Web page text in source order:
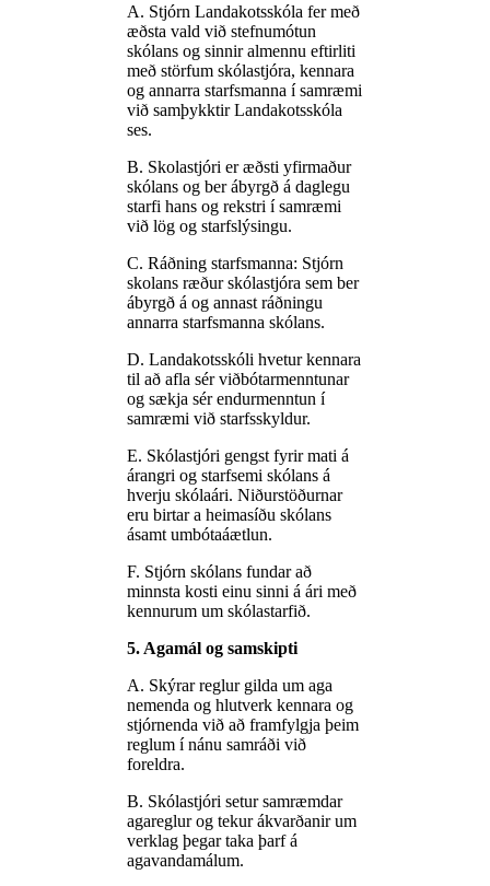
A. Stjórn Landakotsskóla fer með
æðsta vald við stefnumótun
skólans og sinnir almennu eftirliti
með störfum skólastjóra, kennara
og annarra starfsmanna í samræmi
við samþykktir Landakotsskóla
ses.
B. Skolastjóri er æðsti yfirmaður
skólans og ber ábyrgð á daglegu
starfi hans og rekstri í samræmi
við lög og starfslýsingu.
C. Ráðning starfsmanna: Stjórn
skolans ræður skólastjóra sem ber
ábyrgð á og annast ráðningu
annarra starfsmanna skólans.
D. Landakotsskóli hvetur kennara
til að afla sér viðbótarmenntunar
og sækja sér endurmenntun í
samræmi við starfsskyldur.
E. Skólastjóri gengst fyrir mati á
árangri og starfsemi skólans á
hverju skólaári. Niðurstöðurnar
eru birtar a heimasíðu skólans
ásamt umbótaáætlun.
F. Stjórn skólans fundar að
minnsta kosti einu sinni á ári með
kennurum um skólastarfið.
5. Agamál og samskipti
A. Skýrar reglur gilda um aga
nemenda og hlutverk kennara og
stjórnenda við að framfylgja þeim
reglum í nánu samráði við
foreldra.
B. Skólastjóri setur samræmdar
agareglur og tekur ákvarðanir um
verklag þegar taka þarf á
agavandamálum.